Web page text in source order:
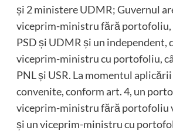
și 2 ministere UDMR; Guvernul
viceprim-ministru fără portofoliu,
PSD și UDMR și un independent,
viceprim-ministru cu portofoliu,
PNL și USR. La momentul
convenite, conform art. 4, un
viceprim-ministru fără portofoliu
și un viceprim-ministru cu